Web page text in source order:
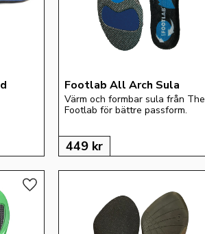
Footlab All Arch Sula
Värm och formbar sula från The
Footlab för bättre passform.
449 kr
Lägg till i favoriter